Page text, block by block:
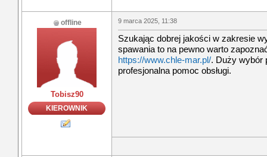
offline
Tobisz90
KIEROWNIK
9 marca 2025, 11:38
Szukając dobrej jakości w zakresie
spawania to na pewno warto
https://www.chle-mar.pl/. Duży wybór
profesjonalna pomoc obsługi.